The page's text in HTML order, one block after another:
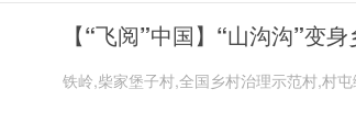
【“飞阅”中国】“山沟沟”变
铁岭,柴家堡子村,全国乡村治理示范村,村